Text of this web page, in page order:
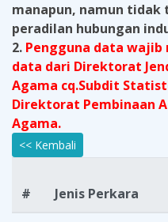
manapun, namun tidak
peradilan hubungan
2. Pengguna data
data dari Direktorat
Agama cq.Subdit
Direktorat Pembinaan
Agama.
<< Kembali
# Jenis Perkara